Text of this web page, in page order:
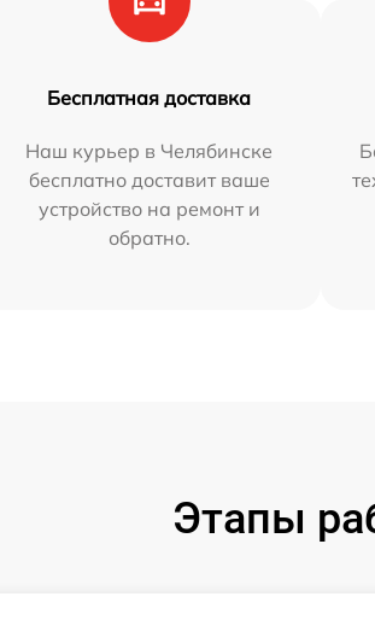
Бесплатная доставка
Наш курьер в Челябинске
бесплатно доставит ваше
устройство на ремонт и
обратно.
Этапы